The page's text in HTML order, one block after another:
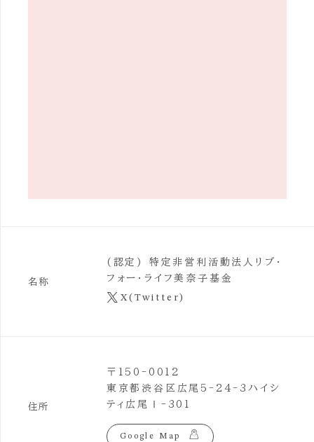
名称
(認定) 特定非営利活動法人リブ・
フォー・ライフ美奈子基金
X(Twitter)
住所
〒150-0012
東京都渋谷区広尾5-24-3ハイシ
ティ広尾Ⅰ-301
Google Map